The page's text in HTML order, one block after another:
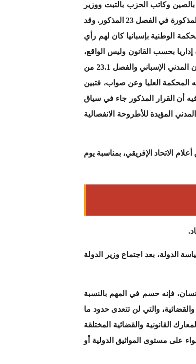
وكاتب الحزب بالتبت ووزير
التخطيط والعائلة، وأيدتها المحكمة العليا الإسبانية في ذلك بمقتضى قرارها الصادر في 23 ماي 2015 لعدم توافر الشروط المذكورة في الفصل 23 المذكور. وقد
الوطنية بإسبانيا كان لهم رأي
بحسب القانون وليس الواقع،
واعتبروها إقليما إسبانيا يجري عليه ما يجري على الأقاليم الإسبانية الوطنية الأخرى إعمالا لمقتضيات الفصل 8 من القانون المدني الإسباني والفصل 23.1 من
المحكمة العليا وعن صواب، فتبين
لا شك فيه أن القرار المذكور جاء في سياق
المؤيدة للأطروحة الانفصالية
الاتحاد الإفريقي، بمناسبة يوم
الدولة، بعد اجتماع وزير الدولة
فإنه حسم في المهم بالنسبة
والتي لن تتعدى حدود ما
القانونية والقضائية المختلقة
على مستوى المواثيق الدولية أو